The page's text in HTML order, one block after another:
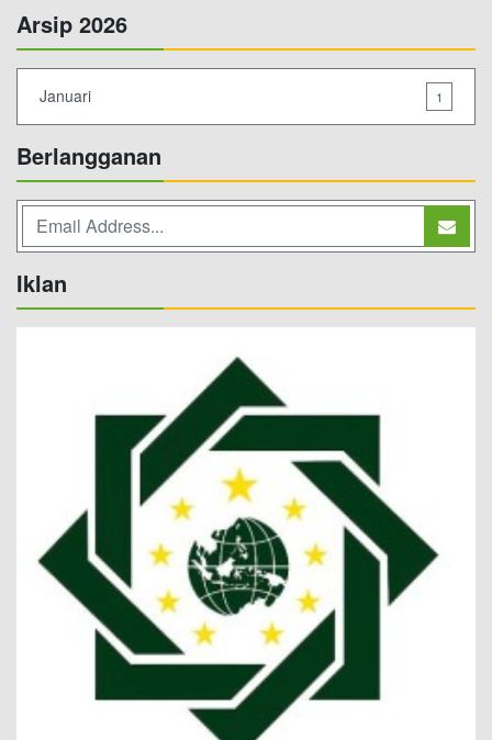
Arsip 2026
Januari 1
Berlangganan
Iklan